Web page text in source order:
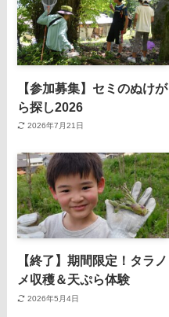
【参加募集】セミのぬけが
ら探し2026
2026年7月21日
【終了】期間限定！タラノ
メ収穫＆天ぷら体験
2026年5月4日